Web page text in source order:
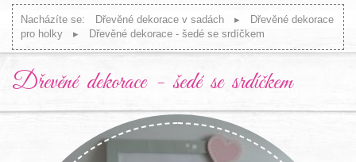
Nacházíte se: Dřevěné dekorace v sadách
Dřevěné dekorace
pro holky
Dřevěné dekorace - šedé se srdíčkem
Dřevěné dekorace - šedé se srdíčkem